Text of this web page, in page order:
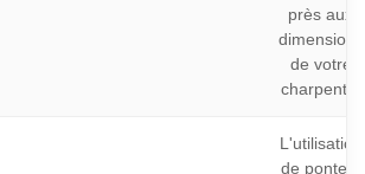
près aux
dimensions
de votre
charpente.
L'utilisation
de pontets